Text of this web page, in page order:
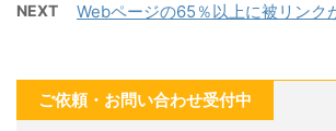
NEXT Webページの65％以上に被リンク
ご依頼・お問い合わせ受付中